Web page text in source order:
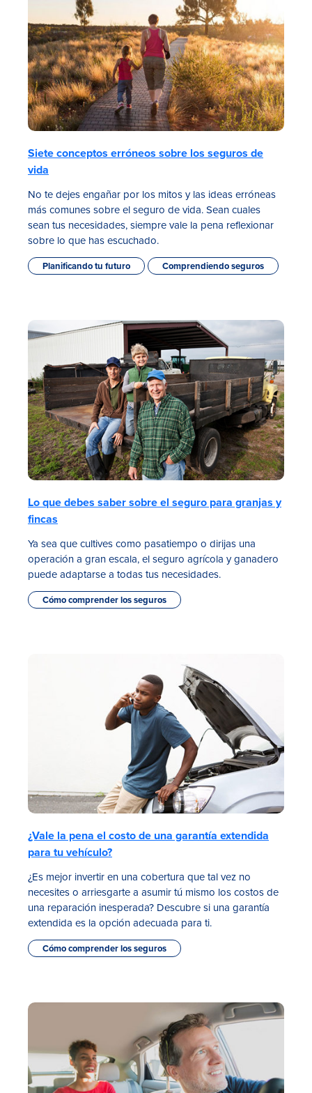
Siete conceptos erróneos sobre los seguros de
vida
No te dejes engañar por los mitos y las ideas erróneas
más comunes sobre el seguro de vida. Sean cuales
sean tus necesidades, siempre vale la pena reflexionar
sobre lo que has escuchado.
Planificando tu futuro Comprendiendo seguros
Lo que debes saber sobre el seguro para granjas y
fincas
Ya sea que cultives como pasatiempo o dirijas una
operación a gran escala, el seguro agrícola y ganadero
puede adaptarse a todas tus necesidades.
Cómo comprender los seguros
¿Vale la pena el costo de una garantía extendida
para tu vehículo?
¿Es mejor invertir en una cobertura que tal vez no
necesites o arriesgarte a asumir tú mismo los costos de
una reparación inesperada? Descubre si una garantía
extendida es la opción adecuada para ti.
Cómo comprender los seguros